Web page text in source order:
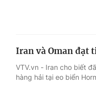
Iran và Oman đạt
VTV.vn - Iran cho biết
hàng hải tại eo biển